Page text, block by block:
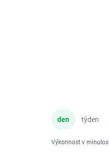
den týden
Výkonnost v